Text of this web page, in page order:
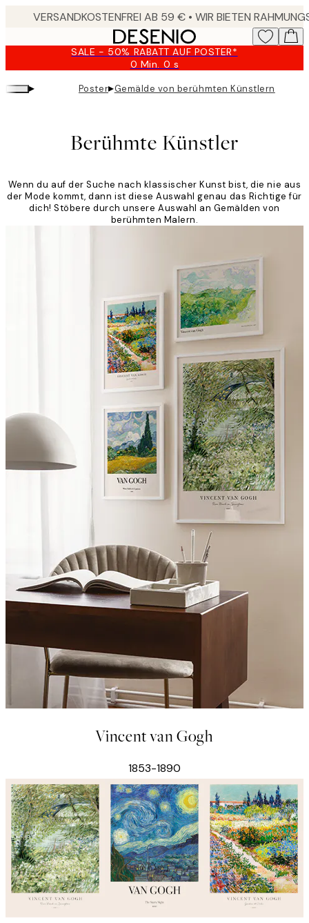
SALE - 50% RABATT AUF POSTER*
0 Min. 0 s
Gültig
2026-
▸ Poster▸Gemälde von berühmten Künstlern
Berühmte Künstler
Wenn du auf der Suche nach klassischer Kunst bist, die nie aus
der Mode kommt, dann ist diese Auswahl genau das Richtige für
dich! Stöbere durch unsere Auswahl an Gemälden von
berühmten Malern.
Vincent van Gogh
1853-1890